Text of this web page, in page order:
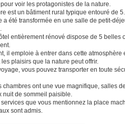
voir les protagonistes de la nature.
est un bâtiment rural typique entouré de
a été transformée en une salle de petit-
entièrement rénové dispose de 5 belles
il emploie à entrer dans cette atmosphère
plaisirs que la nature peut offrir.
vous pouvez transporter en toute
chambres ont une vue magnifique, salles
nuit de sommeil paisible.
services que vous mentionnez la place
sont admis.